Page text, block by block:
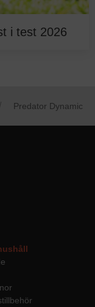
i test 2026
Predator Dynamic